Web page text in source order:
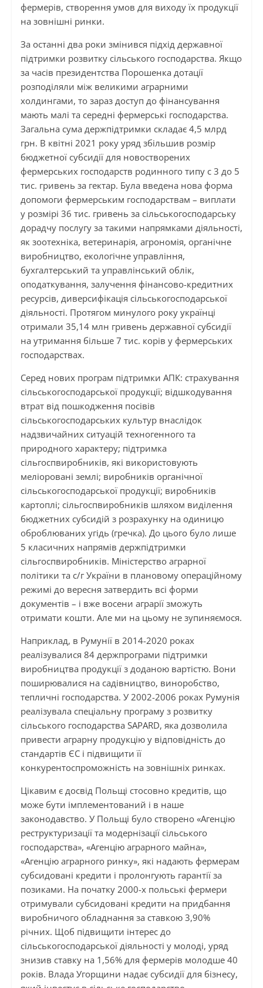
фермерів, створення умов для виходу їх продукції
на зовнішні ринки.
За останні два роки змінився підхід державної
підтримки розвитку сільського господарства. Якщо
за часів президентства Порошенка дотації
розподіляли між великими аграрними
холдингами, то зараз доступ до фінансування
мають малі та середні фермерські господарства.
Загальна сума держпідтримки складає 4,5 млрд
грн. В квітні 2021 року уряд збільшив розмір
бюджетної субсидії для новостворених
фермерських господарств родинного типу с 3 до 5
тис. гривень за гектар. Була введена нова форма
допомоги фермерським господарствам – виплати
у розмірі 36 тис. гривень за сільськогосподарську
дорадчу послугу за такими напрямками діяльності,
як зоотехніка, ветеринарія, агрономія, органічне
виробництво, екологічне управління,
бухгалтерський та управлінський облік,
оподаткування, залучення фінансово-кредитних
ресурсів, диверсифікація сільськогосподарської
діяльності. Протягом минулого року українці
отримали 35,14 млн гривень державної субсидії
на утримання більше 7 тис. корів у фермерських
господарствах.
Серед нових програм підтримки АПК: страхування
сільськогосподарської продукції; відшкодування
втрат від пошкодження посівів
сільськогосподарських культур внаслідок
надзвичайних ситуацій техногенного та
природного характеру; підтримка
сільгоспвиробників, які використовують
меліоровані землі; виробників органічної
сільськогосподарської продукції; виробників
картоплі; сільгоспвиробників шляхом виділення
бюджетних субсидій з розрахунку на одиницю
оброблюваних угідь (гречка). До цього було лише
5 класичних напрямів держпідтримки
сільгоспвиробників. Міністерство аграрної
політики та с/г України в плановому операційному
режимі до вересня затвердить всі форми
документів – і вже восени аграрії зможуть
отримати кошти. Але ми на цьому не зупиняємося.
Наприклад, в Румунії в 2014-2020 роках
реалізувалися 84 держпрограми підтримки
виробництва продукції з доданою вартістю. Вони
поширювалися на садівництво, виноробство,
тепличні господарства. У 2002-2006 роках Румунія
реалізувала спеціальну програму з розвитку
сільського господарства SAPARD, яка дозволила
привести аграрну продукцію у відповідність до
стандартів ЄС і підвищити її
конкурентоспроможність на зовнішніх ринках.
Цікавим є досвід Польщі стосовно кредитів, що
може бути імплементований і в наше
законодавство. У Польщі було створено «Агенцію
реструктуризації та модернізації сільського
господарства», «Агенцію аграрного майна»,
«Агенцію аграрного ринку», які надають фермерам
субсидовані кредити і пролонгують гарантії за
позиками. На початку 2000-х польські фермери
отримували субсидовані кредити на придбання
виробничого обладнання за ставкою 3,90%
річних. Щоб підвищити інтерес до
сільськогосподарської діяльності у молоді, уряд
знизив ставку на 1,56% для фермерів молодше 40
років. Влада Угорщини надає субсидії для бізнесу,